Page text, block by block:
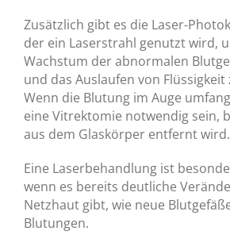
Zusätzlich gibt es die Laser-
der ein Laserstrahl genutzt wird,
Wachstum der abnormalen
und das Auslaufen von
Wenn die Blutung im Auge
eine Vitrektomie notwendig sein,
aus dem Glaskörper entfernt wird.
Eine Laserbehandlung ist
wenn es bereits deutliche
Netzhaut gibt, wie neue
Blutungen.